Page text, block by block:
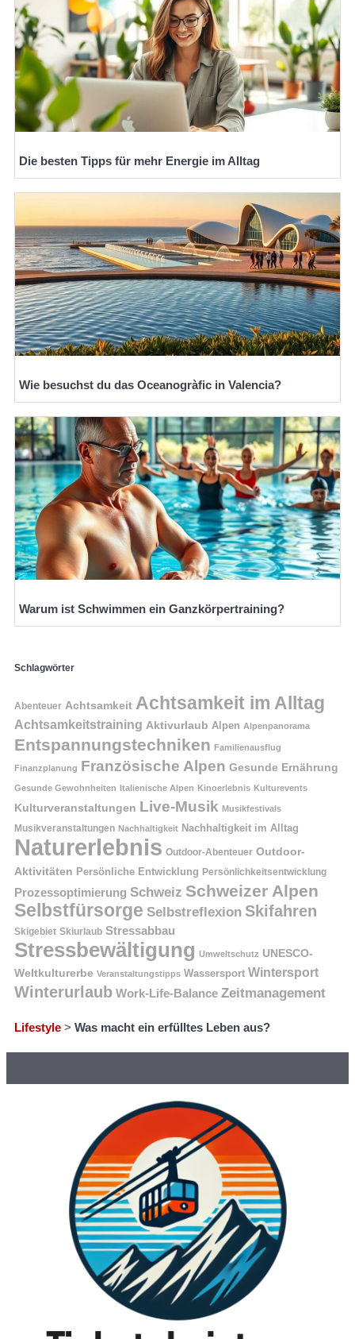
Die besten Tipps für mehr Energie im Alltag
Wie besuchst du das Oceanogràfic in Valencia?
Warum ist Schwimmen ein Ganzkörpertraining?
Schlagwörter
Abenteuer Achtsamkeit Achtsamkeit im Alltag
Achtsamkeitstraining Aktivurlaub Alpen Alpenpanorama
Entspannungstechniken Familienausflug
Finanzplanung Französische Alpen Gesunde Ernährung
Gesunde Gewohnheiten Italienische Alpen Kinoerlebnis Kulturevents
Kulturveranstaltungen Live-Musik Musikfestivals
Musikveranstaltungen Nachhaltigkeit Nachhaltigkeit im Alltag
Naturerlebnis Outdoor-Abenteuer Outdoor-
Aktivitäten Persönliche Entwicklung Persönlichkeitsentwicklung
Prozessoptimierung Schweiz Schweizer Alpen
Selbstfürsorge Selbstreflexion Skifahren
Skigebiet Skiurlaub Stressabbau
Stressbewältigung Umweltschutz UNESCO-
Weltkulturerbe Veranstaltungstipps Wassersport Wintersport
Winterurlaub Work-Life-Balance Zeitmanagement
Lifestyle > Was macht ein erfülltes Leben aus?